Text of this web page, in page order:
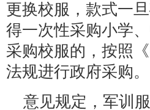
更换校服，款式一
得一次性采购小学
采购校服的，按照
法规进行政府采购。
意见规定，军训